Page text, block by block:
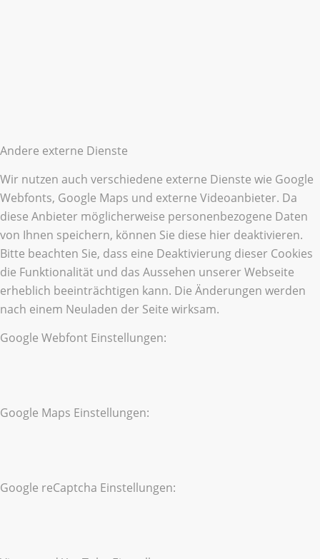
Andere externe Dienste
Wir nutzen auch verschiedene externe Dienste wie Google
Webfonts, Google Maps und externe Videoanbieter. Da
diese Anbieter möglicherweise personenbezogene Daten
von Ihnen speichern, können Sie diese hier deaktivieren.
Bitte beachten Sie, dass eine Deaktivierung dieser Cookies
die Funktionalität und das Aussehen unserer Webseite
erheblich beeinträchtigen kann. Die Änderungen werden
nach einem Neuladen der Seite wirksam.
Google Webfont Einstellungen:
Google Maps Einstellungen:
Google reCaptcha Einstellungen: